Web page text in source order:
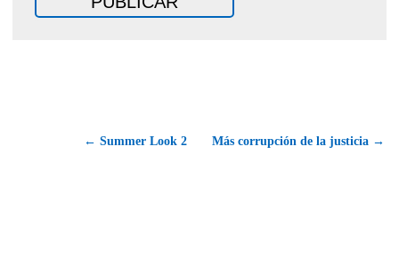
← Summer Look 2 Más corrupción de la justicia →